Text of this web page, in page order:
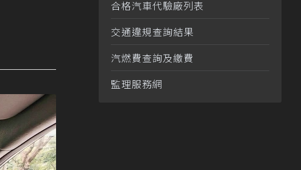
合格汽車代驗廠列表
交通違規查詢結果
汽燃費查詢及繳費
監理服務網